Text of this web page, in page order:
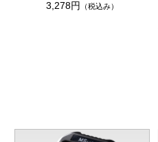
3,278円
（税込み）